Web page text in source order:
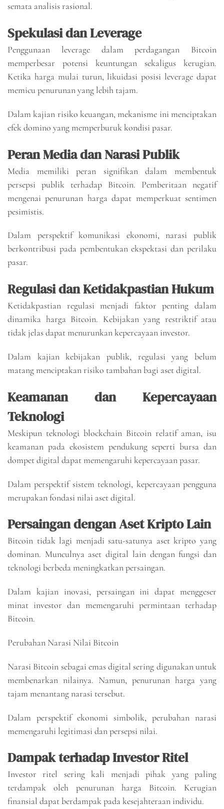
semata analisis rasional.
Spekulasi dan Leverage
Penggunaan leverage dalam perdagangan Bitcoin
memperbesar potensi keuntungan sekaligus kerugian.
Ketika harga mulai turun, likuidasi posisi leverage dapat
memicu penurunan yang lebih tajam.
Dalam kajian risiko keuangan, mekanisme ini menciptakan
efek domino yang memperburuk kondisi pasar.
Peran Media dan Narasi Publik
Media memiliki peran signifikan dalam membentuk
persepsi publik terhadap Bitcoin. Pemberitaan negatif
mengenai penurunan harga dapat memperkuat sentimen
pesimistis.
Dalam perspektif komunikasi ekonomi, narasi publik
berkontribusi pada pembentukan ekspektasi dan perilaku
pasar.
Regulasi dan Ketidakpastian Hukum
Ketidakpastian regulasi menjadi faktor penting dalam
dinamika harga Bitcoin. Kebijakan yang restriktif atau
tidak jelas dapat menurunkan kepercayaan investor.
Dalam kajian kebijakan publik, regulasi yang belum
matang menciptakan risiko tambahan bagi aset digital.
Keamanan dan Kepercayaan
Teknologi
Meskipun teknologi blockchain Bitcoin relatif aman, isu
keamanan pada ekosistem pendukung seperti bursa dan
dompet digital dapat memengaruhi kepercayaan pasar.
Dalam perspektif sistem teknologi, kepercayaan pengguna
merupakan fondasi nilai aset digital.
Persaingan dengan Aset Kripto Lain
Bitcoin tidak lagi menjadi satu-satunya aset kripto yang
dominan. Munculnya aset digital lain dengan fungsi dan
teknologi berbeda meningkatkan persaingan.
Dalam kajian inovasi, persaingan ini dapat menggeser
minat investor dan memengaruhi permintaan terhadap
Bitcoin.
Perubahan Narasi Nilai Bitcoin
Narasi Bitcoin sebagai emas digital sering digunakan untuk
membenarkan nilainya. Namun, penurunan harga yang
tajam menantang narasi tersebut.
Dalam perspektif ekonomi simbolik, perubahan narasi
memengaruhi legitimasi dan persepsi nilai.
Dampak terhadap Investor Ritel
Investor ritel sering kali menjadi pihak yang paling
terdampak oleh penurunan harga Bitcoin. Kerugian
finansial dapat berdampak pada kesejahteraan individu.